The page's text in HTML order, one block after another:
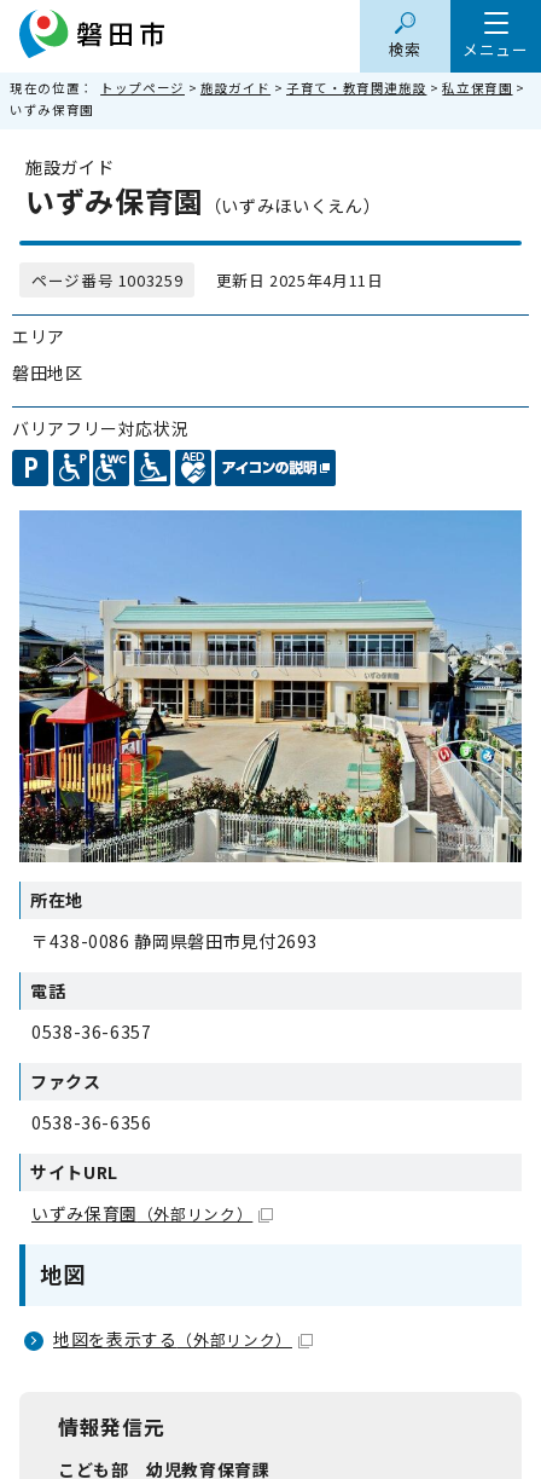
メニュー
検索
現在の位置： トップページ > 施設ガイド >子育て・教育関連施設 >私立保育園 >
いずみ保育園
施設ガイド
いずみ保育園 （いずみほいくえん）
ページ番号 1003259 更新日 2025年4月11日
エリア
磐田地区
バリアフリー対応状況
所在地
〒438-0086 静岡県磐田市見付2693
電話
0538-36-6357
ファクス
0538-36-6356
サイトURL
いずみ保育園 （外部リンク）
地図
地図を表示する （外部リンク）
情報発信元
こども部 幼児教育保育課